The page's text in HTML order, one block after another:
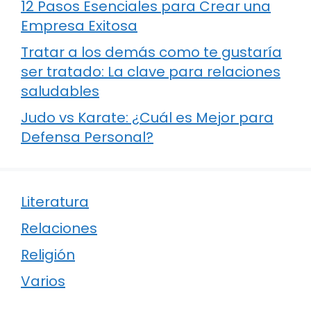
12 Pasos Esenciales para Crear una
Empresa Exitosa
Tratar a los demás como te gustaría
ser tratado: La clave para relaciones
saludables
Judo vs Karate: ¿Cuál es Mejor para
Defensa Personal?
Literatura
Relaciones
Religión
Varios